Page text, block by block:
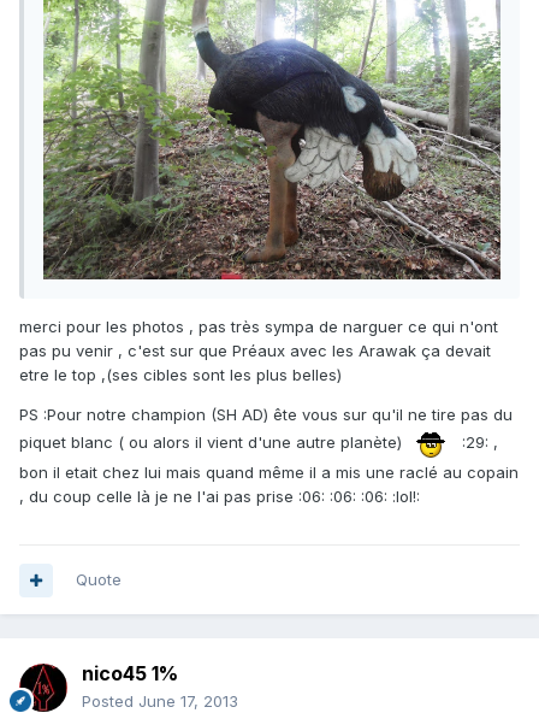
merci pour les photos , pas très sympa de narguer ce qui n'ont
pas pu venir , c'est sur que Préaux avec les Arawak ça devait
etre le top ,(ses cibles sont les plus belles)
PS :Pour notre champion (SH AD) ête vous sur qu'il ne tire pas du
piquet blanc ( ou alors il vient d'une autre planète)
:29: ,
bon il etait chez lui mais quand même il a mis une raclé au copain
, du coup celle là je ne l'ai pas prise :06: :06: :06: :lol!:
Quote
nico45 1%
Posted June 17, 2013